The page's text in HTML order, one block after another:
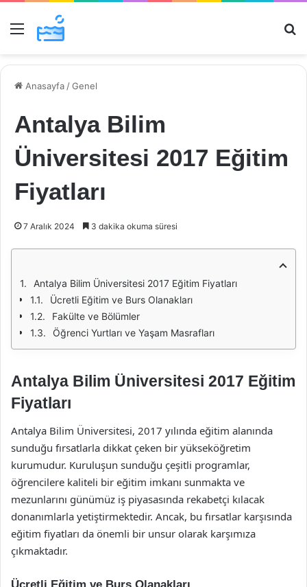
Menü
Anasayfa /Genel
Antalya Bilim
Üniversitesi 2017 Eğitim
Fiyatları
7 Aralık 2024 3 dakika okuma süresi
Antalya Bilim Üniversitesi 2017 Eğitim Fiyatları
Ücretli Eğitim ve Burs Olanakları
Fakülte ve Bölümler
Öğrenci Yurtları ve Yaşam Masrafları
Antalya Bilim Üniversitesi 2017 Eğitim
Fiyatları
Antalya Bilim Üniversitesi, 2017 yılında eğitim alanında
sunduğu fırsatlarla dikkat çeken bir yükseköğretim
kurumudur. Kuruluşun sunduğu çeşitli programlar,
öğrencilere kaliteli bir eğitim imkanı sunmakta ve
mezunlarını günümüz iş piyasasında rekabetçi kılacak
donanımlarla yetiştirmektedir. Ancak, bu fırsatlar karşısında
eğitim fiyatları da önemli bir unsur olarak karşımıza
çıkmaktadır.
Ücretli Eğitim ve Burs Olanakları